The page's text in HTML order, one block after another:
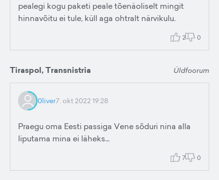
pealegi kogu paketi peale tõenäoliselt mingit
hinnavõitu ei tule, küll aga ohtralt närvikulu.
2 0
Tiraspol, Transnistria Üldfoorum
0liver7. okt 2022 19:28
Praegu oma Eesti passiga Vene sõduri nina alla
liputama mina ei läheks...
7 0